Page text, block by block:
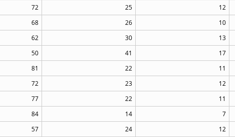
72 25 12
68 26 10
62 30 13
50 41 17
81 22 11
72 23 12
77 22 11
84 14 7
57 24 12